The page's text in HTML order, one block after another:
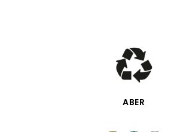
SCHNELLANSICHT
ABER